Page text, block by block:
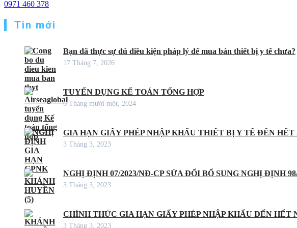
0971 460 378
Tin mới
Bạn đã thực sự đủ điều kiện pháp lý để mua bán thiết bị y tế chưa?
17 Tháng 7, 2026
TUYỂN DỤNG KẾ TOÁN TỔNG HỢP
6 Tháng mười một, 2024
GIA HẠN GIẤY PHÉP NHẬP KHẨU THIẾT BỊ Y TẾ ĐẾN HẾT
3 Tháng 3, 2023
NGHỊ ĐỊNH 07/2023/NĐ-CP SỬA ĐỔI BỔ SUNG NGHỊ ĐỊNH
3 Tháng 3, 2023
CHÍNH THỨC GIA HẠN GIẤY PHÉP NHẬP KHẨU ĐẾN HẾT
3 Tháng 3, 2023